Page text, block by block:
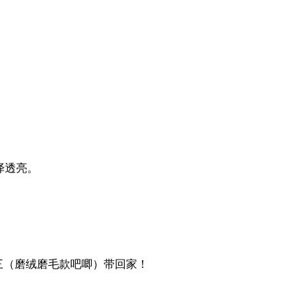
亮。
磨绒磨毛款吧唧）带回家！